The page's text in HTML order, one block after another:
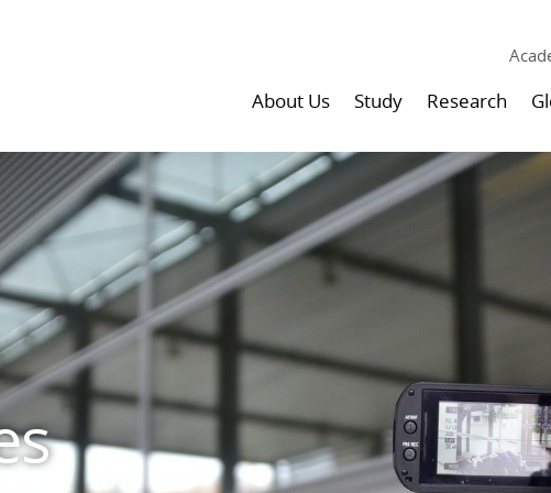
About Us Study Research